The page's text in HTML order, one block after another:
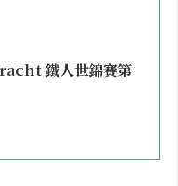
鐵人世錦賽第